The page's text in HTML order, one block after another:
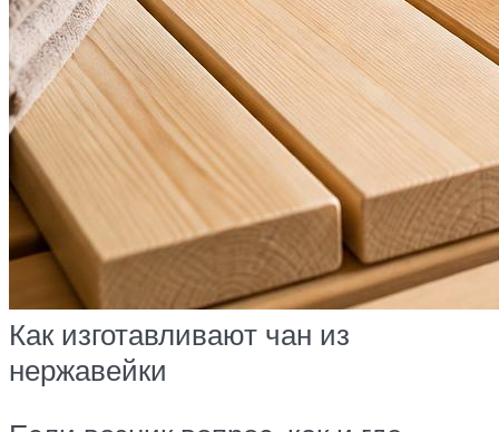
Как изготавливают чан из
нержавейки